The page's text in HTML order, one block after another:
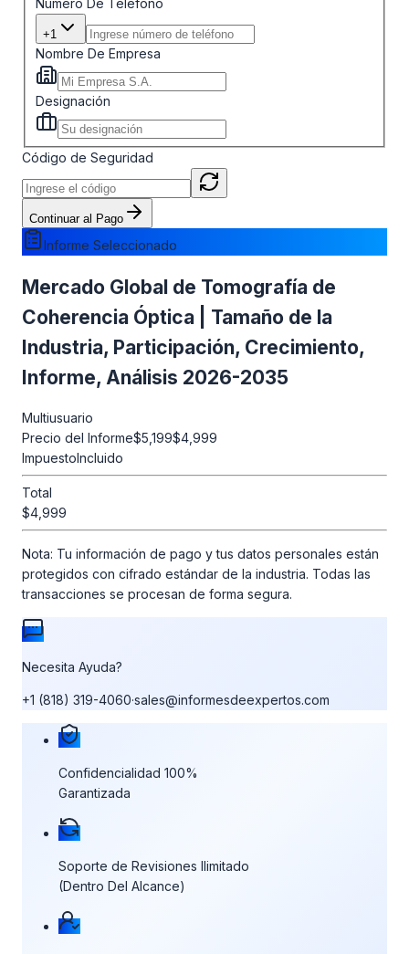
+1
Nombre De Empresa
Designación
Código de Seguridad
Continuar al Pago
Informe Seleccionado
Mercado Global de Tomografía de
Coherencia Óptica | Tamaño de la
Industria, Participación, Crecimiento,
Informe, Análisis 2026-2035
Multiusuario
Precio del Informe$5,199$4,999
ImpuestoIncluido
Total
$4,999
Nota: Tu información de pago y tus datos personales están
protegidos con cifrado estándar de la industria. Todas las
transacciones se procesan de forma segura.
Necesita Ayuda?
+1 (818) 319-4060·sales@informesdeexpertos.com
Nuestras garantías de compra
Confidencialidad 100%
Garantizada
Soporte de Revisiones Ilimitado
(Dentro Del Alcance)